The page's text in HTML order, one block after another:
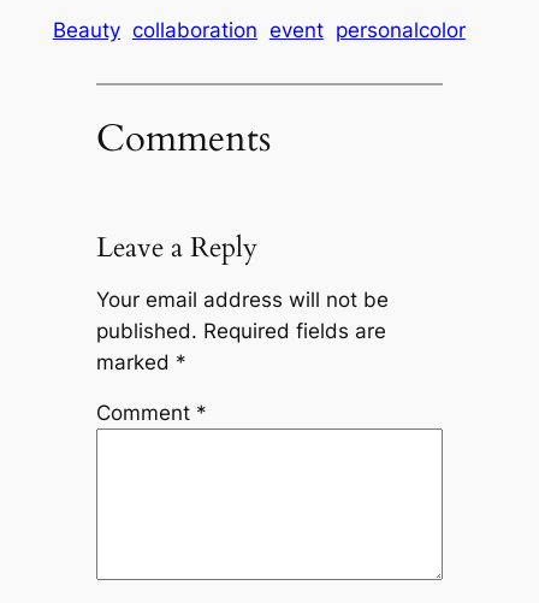
Beauty collaboration event personalcolor
Comments
Leave a Reply
Your email address will not be
published. Required fields are
marked *
Comment *